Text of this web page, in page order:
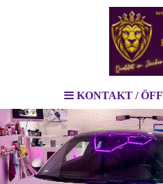
KONTAKT /